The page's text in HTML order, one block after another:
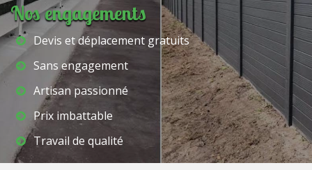
Nos engagements
Devis et déplacement gratuits
Sans engagement
Artisan passionné
Prix imbattable
Travail de qualité